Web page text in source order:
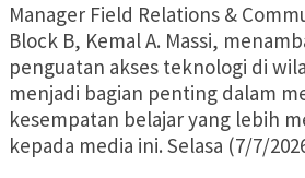
Manager Field Relations &
Block B, Kemal A. Massi,
penguatan akses teknologi di
menjadi bagian penting dalam
kesempatan belajar yang lebih
kepada media ini. Selasa (7/7/